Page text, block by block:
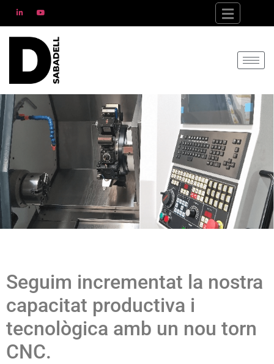
Seguim incrementat la nostra
capacitat productiva i
tecnològica amb un nou torn
CNC.